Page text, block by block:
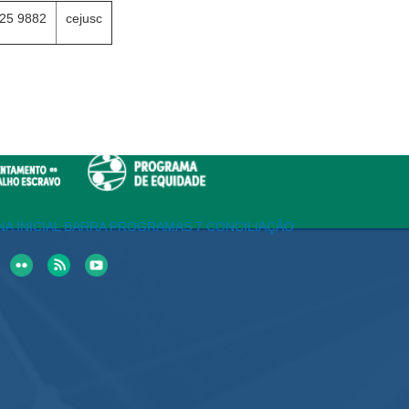
9882 cejusc